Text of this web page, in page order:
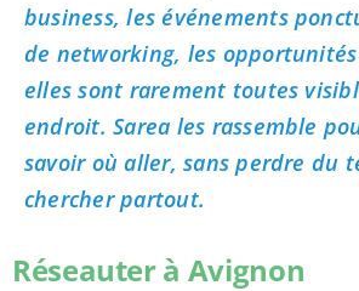
business, les événements
de networking, les
elles sont rarement toutes
endroit. Sarea les rassemble
savoir où aller, sans perdre du
chercher partout.
Réseauter à Avignon